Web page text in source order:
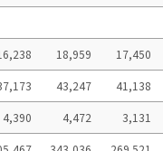
18,959 17,450
43,247 41,138
4,390 4,472 3,131